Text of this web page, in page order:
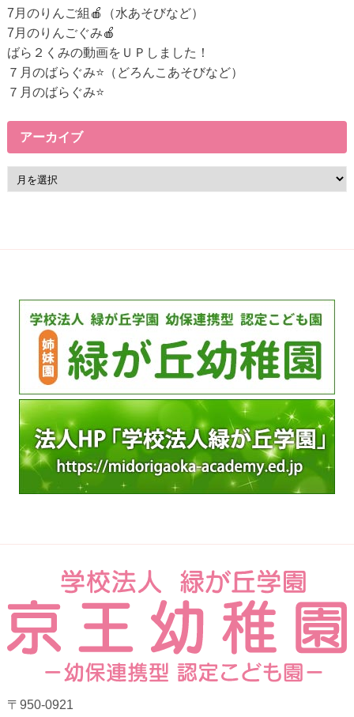
の
リ
ン
ク
7月のりんご組🍎（水あそびなど）
7月のりんごぐみ🍎
ばら２くみの動画をＵＰしました！
７月のばらぐみ⭐（どろんこあそびなど）
７月のばらぐみ⭐
アーカイブ
ー
ブ
〒950-0921